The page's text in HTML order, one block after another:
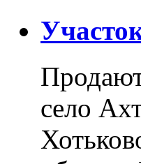
село